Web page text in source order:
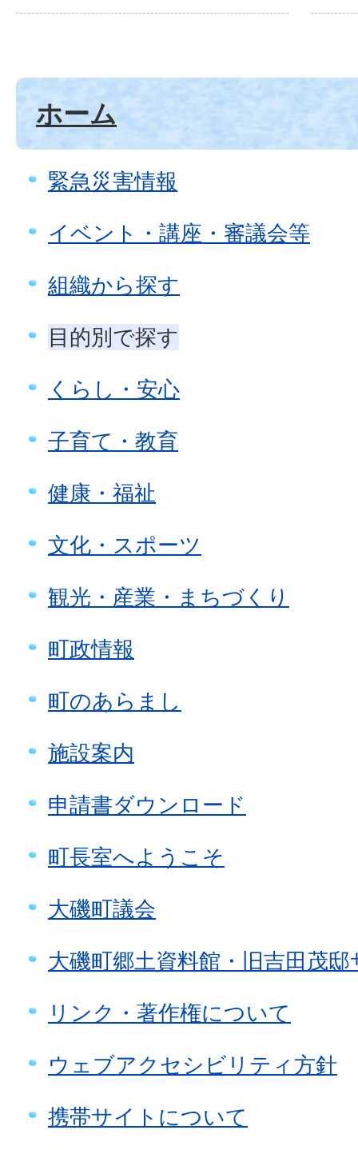
ホーム
緊急災害情報
イベント・講座・審議会等
組織から探す
目的別で探す
くらし・安心
子育て・教育
健康・福祉
文化・スポーツ
観光・産業・まちづくり
町政情報
町のあらまし
施設案内
申請書ダウンロード
町長室へようこそ
大磯町議会
大磯町郷土資料館・旧吉田茂
リンク・著作権について
ウェブアクセシビリティ方針
携帯サイトについて